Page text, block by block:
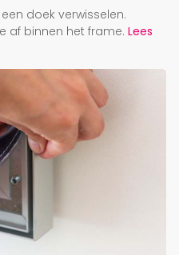
doek verwisselen.
af binnen het frame. Lees